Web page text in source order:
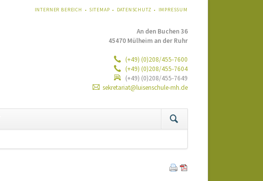
NAVIGATION
INTERNER BEREICH SITEMAP DATENSCHUTZ IMPRESSUM
An den Buchen 36
45470 Mülheim an der Ruhr
(+49) (0)208/455-7600
(+49) (0)208/455-7604
(+49) (0)208/455-7649
sekretariat@luisenschule-mh.de
überspringen